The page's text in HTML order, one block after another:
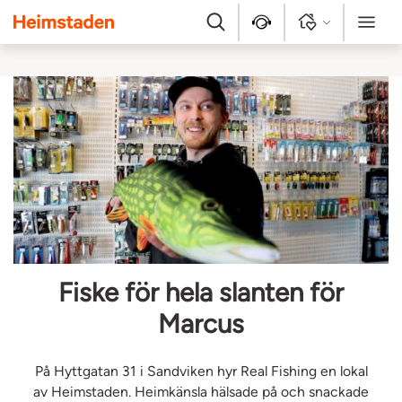
Heimstaden
Sök Kontakt Logga in Meny
Fiske för hela slanten för
Marcus
På Hyttgatan 31 i Sandviken hyr Real Fishing en lokal
av Heimstaden. Heimkänsla hälsade på och snackade